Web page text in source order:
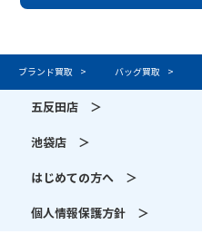
ブランド買取 バッグ買取
五反田店 ＞
池袋店 ＞
はじめての方へ ＞
個人情報保護方針 ＞